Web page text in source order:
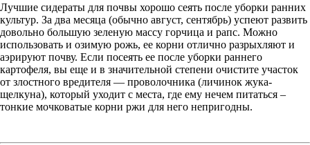
Лучшие сидераты для почвы хорошо сеять после уборки ранних
культур. За два месяца (обычно август, сентябрь) успеют развить
довольно большую зеленую массу горчица и рапс. Можно
использовать и озимую рожь, ее корни отлично разрыхляют и
аэрируют почву. Если посеять ее после уборки раннего
картофеля, вы еще и в значительной степени очистите участок
от злостного вредителя — проволочника (личинок жука-
щелкуна), который уходит с места, где ему нечем питаться –
тонкие мочковатые корни ржи для него непригодны.